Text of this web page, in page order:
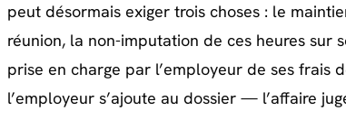
peut désormais exiger trois choses : le
réunion, la non-imputation de ces heures sur
prise en charge par l’employeur de ses frais
l’employeur s’ajoute au dossier — l’affaire